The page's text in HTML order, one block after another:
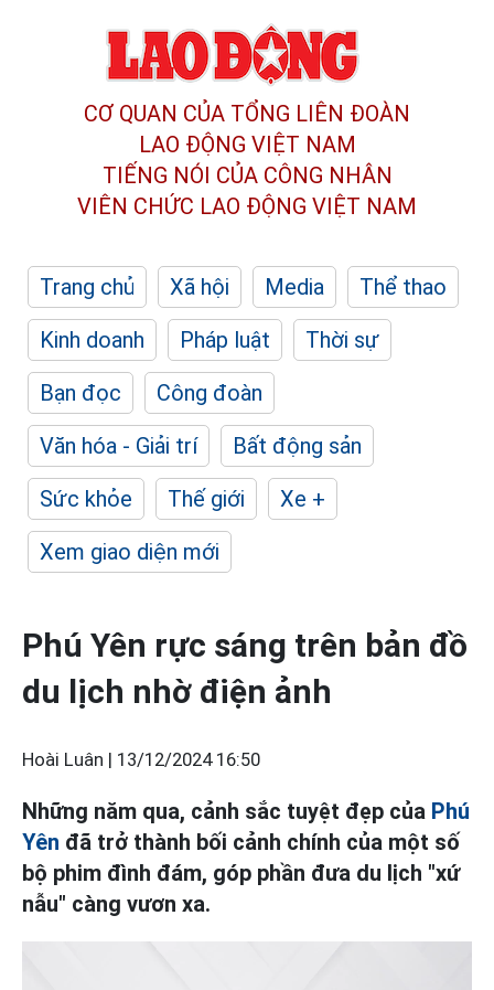
CƠ QUAN CỦA TỔNG LIÊN ĐOÀN
LAO ĐỘNG VIỆT NAM
TIẾNG NÓI CỦA CÔNG NHÂN
VIÊN CHỨC LAO ĐỘNG VIỆT NAM
Trang chủ Xã hội Media
Thể thao
Kinh doanh
Pháp luật
Thời sự
Bạn đọc
Công đoàn
Văn hóa - Giải trí
Bất động sản
Sức khỏe
Thế giới
Xe +
Xem giao diện mới
Phú Yên rực sáng trên bản đồ
du lịch nhờ điện ảnh
Hoài Luân | 13/12/2024 16:50
Những năm qua, cảnh sắc tuyệt đẹp của Phú
Yên đã trở thành bối cảnh chính của một số
bộ phim đình đám, góp phần đưa du lịch "xứ
nẫu" càng vươn xa.